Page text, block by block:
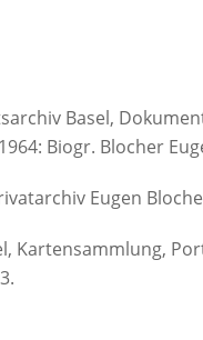
Basel,
Biogr. Blocher
Eugen
Kartensammlung,